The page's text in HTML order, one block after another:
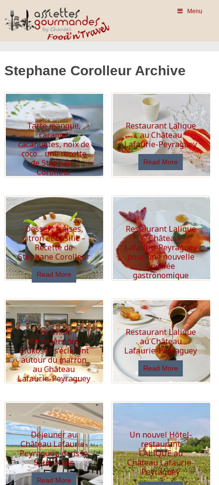
Menu
Stephane Corolleur Archive
Tarte mangue,
caramel
cacahuètes, noix de
coco… une recette
de Stéphane
Corolleur
Restaurant Lalique
au Château
Lafaurie-Peyraguey
Read More
Dessert fraises,
citron et basilic –
Recette de
Stéphane Corolleur
Read More
Restaurant Lalique
– Château
Lafaurie-Peyraguey
pour une nouvelle
envolée
gastronomique
Les Chefs
Pâtissiers des
Glukosés s’éclatent
autour du marron
au Château
Lafaurie-Peyraguey
Restaurant Lalique
au Château
Lafaurie-Peyraguey
Read More
Déjeuner au
Château Lafaurie-
Peyraguey, dans le
Sauternais
Read More
Un nouvel Hôtel-
restaurant
LALIQUE au
Château Lafaurie-
Peyraguey